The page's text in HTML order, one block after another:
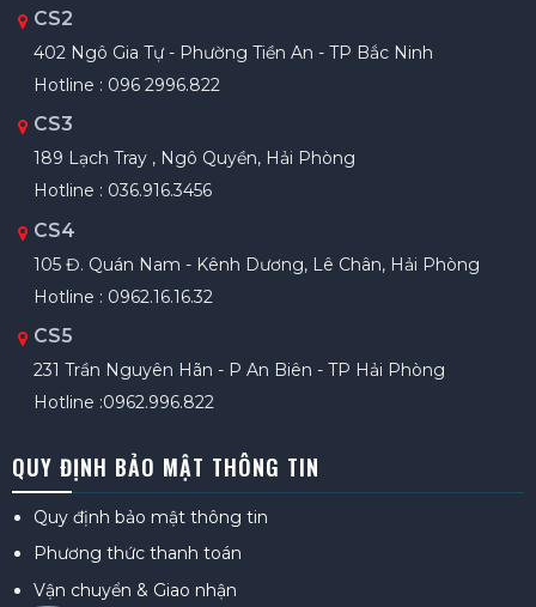
CS2
402 Ngô Gia Tự - Phường Tiền An - TP Bắc Ninh
Hotline : 096 2996.822
CS3
189 Lạch Tray , Ngô Quyền, Hải Phòng
Hotline : 036.916.3456
CS4
105 Đ. Quán Nam - Kênh Dương, Lê Chân, Hải Phòng
Hotline : 0962.16.16.32
CS5
231 Trần Nguyên Hãn - P An Biên - TP Hải Phòng
Hotline :0962.996.822
QUY ĐỊNH BẢO MẬT THÔNG TIN
Quy định bảo mật thông tin
Phương thức thanh toán
Vận chuyển & Giao nhận